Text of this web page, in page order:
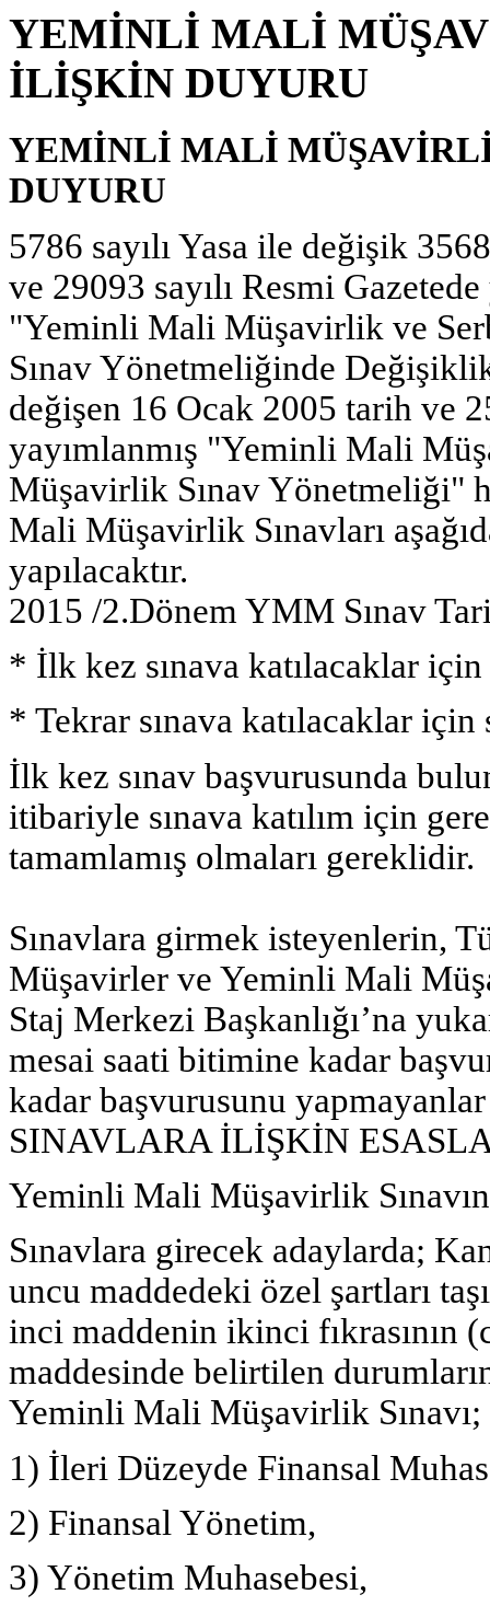
YEMİNLİ MALİ
İLİŞKİN DUYURU
YEMİNLİ MALİ
DUYURU
5786 sayılı Yasa ile değişik
ve 29093 sayılı Resmi
"Yeminli Mali Müşavirlik ve
Sınav Yönetmeliğinde
değişen 16 Ocak 2005 tarih ve
yayımlanmış "Yeminli Mali
Müşavirlik Sınav Yönetmeliği"
Mali Müşavirlik Sınavları
yapılacaktır.
2015 /2.Dönem YMM Sınav
* İlk kez sınava katılacaklar
* Tekrar sınava katılacaklar
İlk kez sınav başvurusunda
itibariyle sınava katılım için
tamamlamış olmaları gereklidir.
Sınavlara girmek isteyenlerin,
Müşavirler ve Yeminli Mali
Staj Merkezi Başkanlığı’na
mesai saati bitimine kadar
kadar başvurusunu yapmayanlar
SINAVLARA İLİŞKİN
Yeminli Mali Müşavirlik
Sınavlara girecek adaylarda;
uncu maddedeki özel şartları
inci maddenin ikinci fıkrasının
maddesinde belirtilen
Yeminli Mali Müşavirlik Sınavı;
1) İleri Düzeyde Finansal
2) Finansal Yönetim,
3) Yönetim Muhasebesi,